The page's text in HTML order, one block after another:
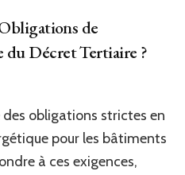
de
Décret Tertiaire ?
obligations strictes en
pour les bâtiments
à ces exigences,